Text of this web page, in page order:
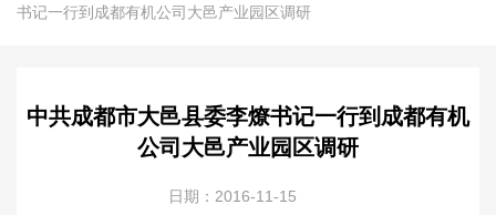
书记一行到成都有机公司大邑产业园区调研
中共成都市大邑县委李燎书记一行到成都有机
公司大邑产业园区调研
日期：2016-11-15